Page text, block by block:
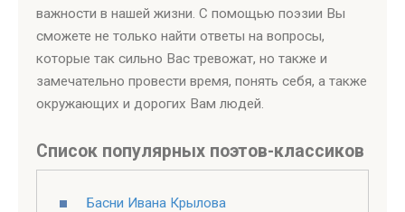
важности в нашей жизни. С помощью поэзии Вы
сможете не только найти ответы на вопросы,
которые так сильно Вас тревожат, но также и
замечательно провести время, понять себя, а также
окружающих и дорогих Вам людей.
Список популярных поэтов-классиков
Басни Ивана Крылова